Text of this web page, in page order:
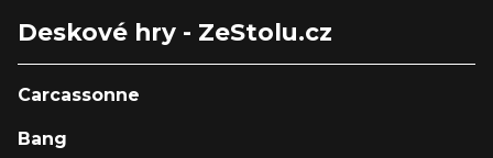
Deskové hry - ZeStolu.cz
Carcassonne
Bang